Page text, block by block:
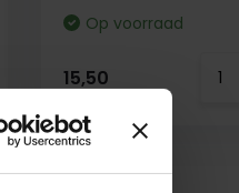
Op voorraad
15,50